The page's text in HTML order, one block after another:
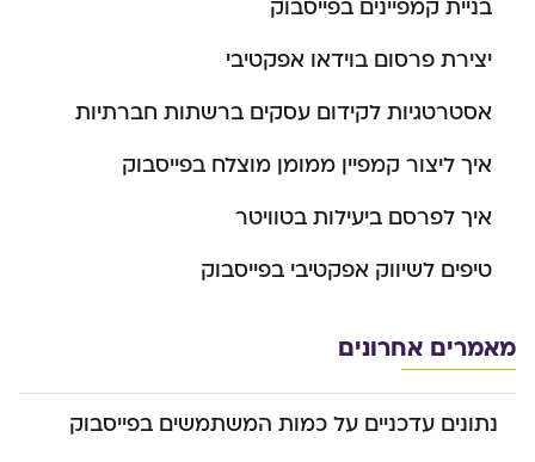
בניית קמפיינים בפייסבוק
יצירת פרסום בוידאו אפקטיבי
אסטרטגיות לקידום עסקים ברשתות חברתיות
איך ליצור קמפיין ממומן מוצלח בפייסבוק
איך לפרסם ביעילות בטוויטר
טיפים לשיווק אפקטיבי בפייסבוק
מאמרים אחרונים
נתונים עדכניים על כמות המשתמשים בפייסבוק